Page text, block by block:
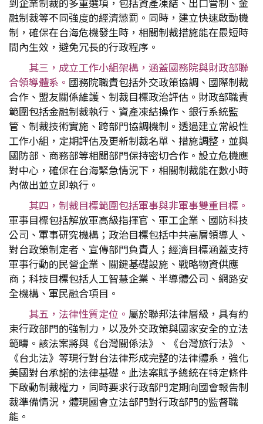
融制裁等不同強度的經濟懲罰。同時，建立快速啟動機
制，確保在台海危機發生時，相關制裁措施能在最短時
間內生效，避免冗長的行政程序。
其三，成立工作小組架構，涵蓋國務院與財政部聯
合領導體系。 國務院職責包括外交政策協調、國際制裁
合作、盟友關係維護、制裁目標政治評估。財政部職責
範圍包括金融制裁執行、資產凍結操作、銀行系統監
管、制裁技術實施、跨部門協調機制。透過建立常設性
工作小組，定期評估及更新制裁名單、措施調整，並與
國防部、商務部等相關部門保持密切合作。設立危機應
對中心，確保在台海緊急情況下，相關制裁能在數小時
內做出並立即執行。
其四，制裁目標範圍包括軍事與非軍事雙重目標。
軍事目標包括解放軍高級指揮官、軍工企業、國防科技
公司、軍事研究機構；政治目標包括中共高層領導人、
對台政策制定者、宣傳部門負責人；經濟目標涵蓋支持
軍事行動的民營企業、關鍵基礎設施、戰略物資供應
商；科技目標包括人工智慧企業、半導體公司、網路安
全機構、軍民融合項目。
其五，法律性質定位。 屬於聯邦法律層級，具有約
束行政部門的強制力，以及外交政策與國家安全的立法
範疇。該法案將與《台灣關係法》、《台灣旅行法》、
《台北法》等現行對台法律形成完整的法律體系，強化
美國對台承諾的法律基礎。此法案賦予總統在特定條件
下啟動制裁權力，同時要求行政部門定期向國會報告制
裁準備情況，體現國會立法部門對行政部門的監督職
能。